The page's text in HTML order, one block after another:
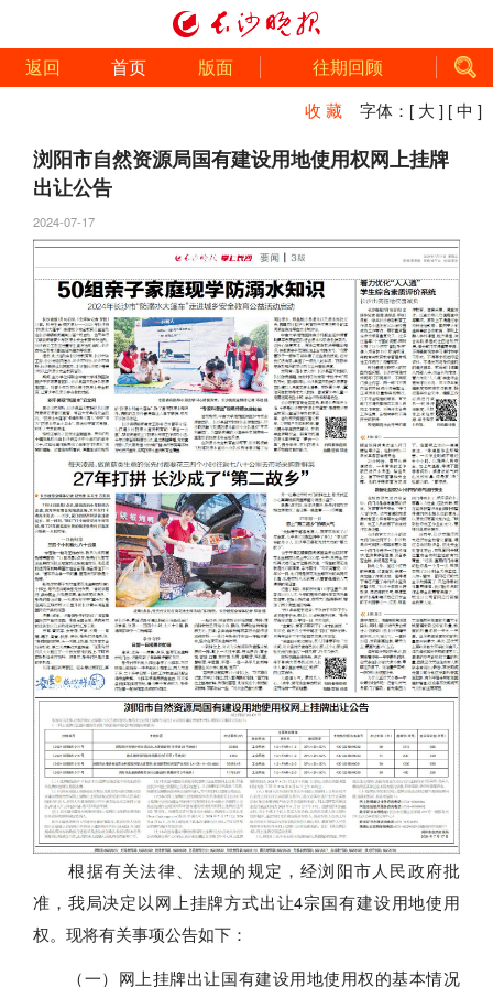
返回 首页 版面 往期回顾
收 藏 字体： [ 大 ] [ 中 ]
浏阳市自然资源局国有建设用地使用权网上挂牌
出让公告
2024-07-17
根据有关法律、法规的规定，经浏阳市人民政府批
准，我局决定以网上挂牌方式出让4宗国有建设用地使用
权。现将有关事项公告如下：
（一）网上挂牌出让国有建设用地使用权的基本情况